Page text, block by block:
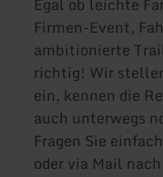
Egal ob leichte
Firmen-Event,
ambitionierte
richtig! Wir
ein, kennen die
auch unterwegs
Fragen Sie
oder via Mail